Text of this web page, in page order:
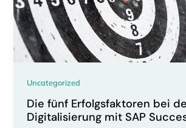
Uncategorized
Die fünf Erfolgsfaktoren bei
Digitalisierung mit SAP